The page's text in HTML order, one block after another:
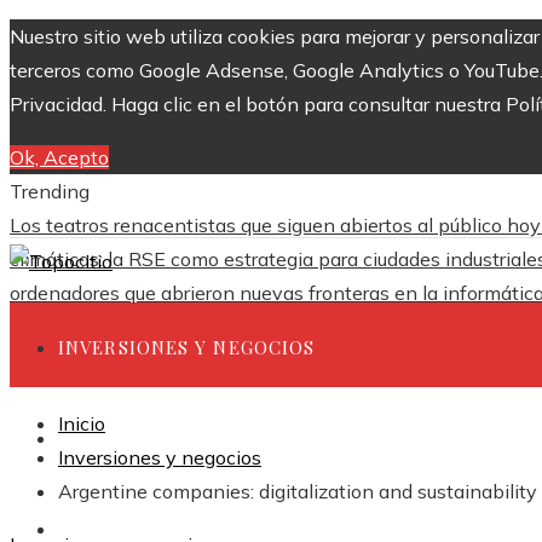
Nuestro sitio web utiliza cookies para mejorar y
terceros como Google Adsense, Google Analytics o
Privacidad. Haga clic en el botón para consultar nuestra
Ok, Acepto
Trending
Los teatros renacentistas que siguen abiertos al público
climáticas: la RSE como estrategia para ciudades
ordenadores que abrieron nuevas fronteras en la
INVERSIONES Y NEGOCIOS
CIENCIA Y TECNOLOGÍA
Inicio
Inversiones y negocios
Argentine companies: digitalization and sustainability